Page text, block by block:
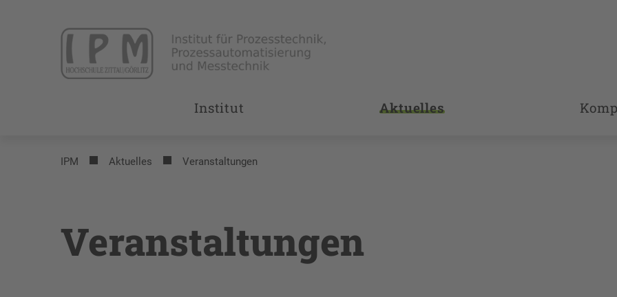
Institut Aktuelles
IPM Aktuelles Veranstaltungen
Veranstaltungen